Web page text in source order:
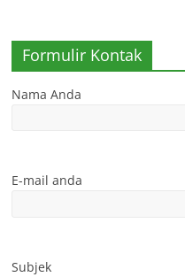
Formulir Kontak
Nama Anda
E-mail anda
Subjek